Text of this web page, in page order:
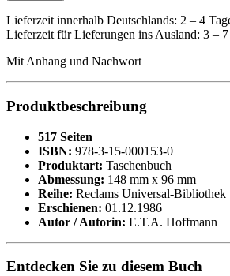
Lieferzeit innerhalb Deutschlands: 2 – 4
Lieferzeit für Lieferungen ins Ausland: 3 – 7
Mit Anhang und Nachwort
Produktbeschreibung
517 Seiten
ISBN: 978-3-15-000153-0
Produktart: Taschenbuch
Abmessung: 148 mm x 96 mm
Reihe: Reclams Universal-Bibliothek
Erschienen: 01.12.1986
Autor / Autorin: E.T.A. Hoffmann
Entdecken Sie zu diesem Buch